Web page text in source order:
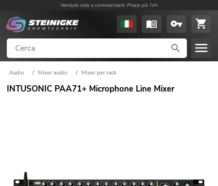
Venduto solo a commercianti. Prezzi più IVA
Audio / Mixer audio / Mixer per rack
INTUSONIC PAA71+ Microphone Line Mixer